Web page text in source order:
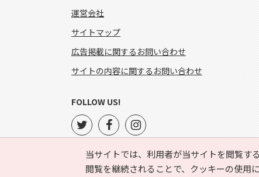
当サイトでは、利用者が当サイトを閲覧す
閲覧を継続されることで、クッキーの使用
運営会社
サイトマップ
広告掲載に関するお問い合わせ
サイトの内容に関するお問い合わせ
FOLLOW US!